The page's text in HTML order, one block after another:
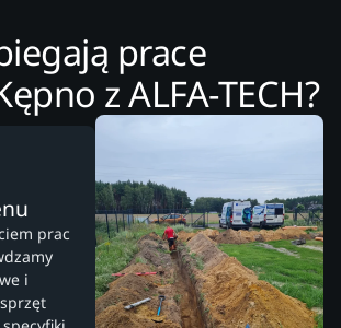
prace
z ALFA-TECH?
prac
i